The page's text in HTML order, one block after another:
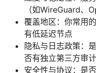
（如WireGuard、
覆盖地区：你常用
有低延迟节点
隐私与日志政策：
否有独立第三方审计
安全性与协议：是